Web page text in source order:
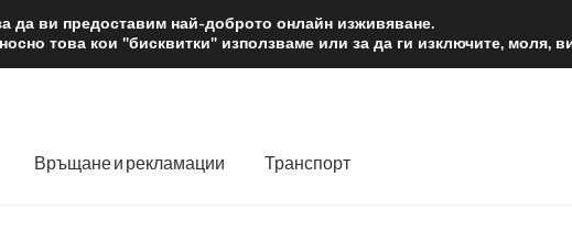
от 12 лв.
Връщане и рекламации Транспорт
да ви предоставим най-доброто онлайн изживяване.
това кои "бисквитки" използваме или за да ги изключите, моля,